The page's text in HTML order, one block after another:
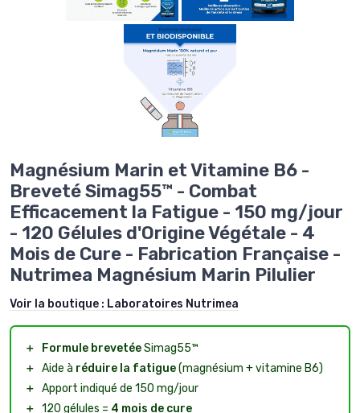
Magnésium Marin et Vitamine B6 -
Breveté Simag55™ - Combat
Efficacement la Fatigue - 150 mg/jour
- 120 Gélules d'Origine Végétale - 4
Mois de Cure - Fabrication Française -
Nutrimea Magnésium Marin Pilulier
Voir la boutique : Laboratoires Nutrimea
＋ Formule brevetéeSimag55™
＋ Aide à réduire la fatigue(magnésium + vitamine B6)
＋ Apport indiqué de 150 mg/jour
＋ 120 gélules = 4 mois de cure